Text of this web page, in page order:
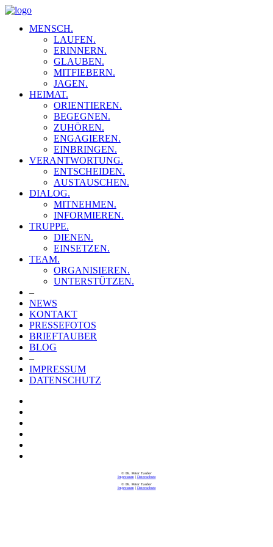
MENSCH.
LAUFEN.
ERINNERN.
GLAUBEN.
MITFIEBERN.
JAGEN.
HEIMAT.
ORIENTIEREN.
BEGEGNEN.
ZUHÖREN.
ENGAGIEREN.
EINBRINGEN.
VERANTWORTUNG.
ENTSCHEIDEN.
AUSTAUSCHEN.
DIALOG.
MITNEHMEN.
INFORMIEREN.
TRUPPE.
DIENEN.
EINSETZEN.
TEAM.
ORGANISIEREN.
UNTERSTÜTZEN.
–
NEWS
KONTAKT
PRESSEFOTOS
BRIEFTAUBER
BLOG
–
IMPRESSUM
DATENSCHUTZ
© Dr. Peter Tauber
Impressum| Datenschutz
© Dr. Peter Tauber
Impressum| Datenschutz